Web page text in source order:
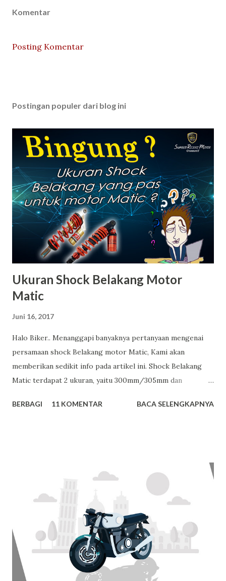
Komentar
Posting Komentar
Postingan populer dari blog ini
Ukuran Shock Belakang Motor
Matic
Juni 16, 2017
Halo Biker.. Menanggapi banyaknya pertanyaan mengenai
persamaan shock Belakang motor Matic, Kami akan
memberikan sedikit info pada artikel ini. Shock Belakang
Matic terdapat 2 ukuran, yaitu 300mm/305mm dan
menggunakan shock belakang ukuran 300mm/305mm: 1.
menggunakan Shock Belakang ukuran 325mm/330mm yaitu
: 1. Vario 125 / vario 150 2. Beat Injeksi / Scoopy Injeksi 3. X
Ride Motor matic yang mempunyai Shock belakang standar
300mm juga dapat menggunakan shock belakang ukuran
330mm, hanya akan menjadi lebih tinggi, demikian juga
sebaliknya. Sekian dari artikel pendek ini semoga
bermanfaat. Salam Riders , Tim SRM
www.sumberrejekimotor.com P : 0561 740443,
081314240777, 081231002111
BERBAGI 11 KOMENTAR BACA SELENGKAPNYA